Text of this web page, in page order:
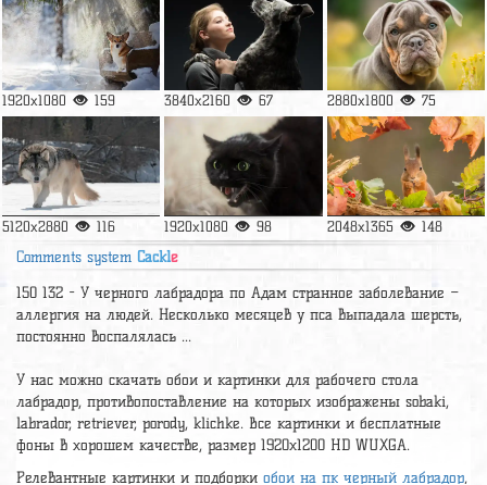
1920x1080 159 3840x2160 67 2880x1800 75
5120x2880 116 1920x1080 98 2048x1365 148
Comments system Cackle
150 132 - У черного лабрадора по Адам странное заболевание –
аллергия на людей. Несколько месяцев у пса выпадала шерсть,
постоянно воспалялась ...
У нас можно скачать обои и картинки для рабочего стола
лабрадор, противопоставление на которых изображены sobaki,
labrador, retriever, porody, klichke. Все картинки и бесплатные
фоны в хорошем качестве, размер 1920x1200 HD WUXGA.
Релевантные картинки и подборки обои на пк черный лабрадор,